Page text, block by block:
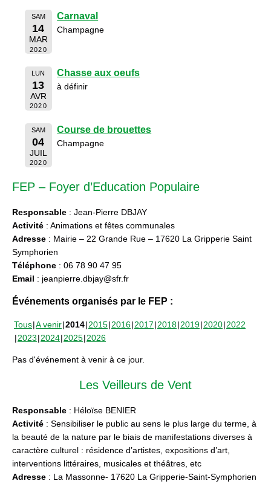
SAM
14
MAR
2020
Carnaval
Champagne
LUN
13
AVR
2020
Chasse aux oeufs
à définir
SAM
04
JUIL
2020
Course de brouettes
Champagne
FEP – Foyer d’Education Populaire
Responsable : Jean-Pierre DBJAY
Activité : Animations et fêtes communales
Adresse : Mairie – 22 Grande Rue – 17620 La Gripperie Saint
Symphorien
Téléphone : 06 78 90 47 95
Email : jeanpierre.dbjay@sfr.fr
Événements organisés par le FEP :
Tous A venir 2014 2015 2016 2017 2018 2019 2020 2022
2023 2024 2025 2026
Pas d'événement à venir à ce jour.
Les Veilleurs de Vent
Responsable : Héloïse BENIER
Activité : Sensibiliser le public au sens le plus large du terme, à
la beauté de la nature par le biais de manifestations diverses à
caractère culturel : résidence d’artistes, expositions d’art,
interventions littéraires, musicales et théâtres, etc
Adresse : La Massonne- 17620 La Gripperie-Saint-Symphorien